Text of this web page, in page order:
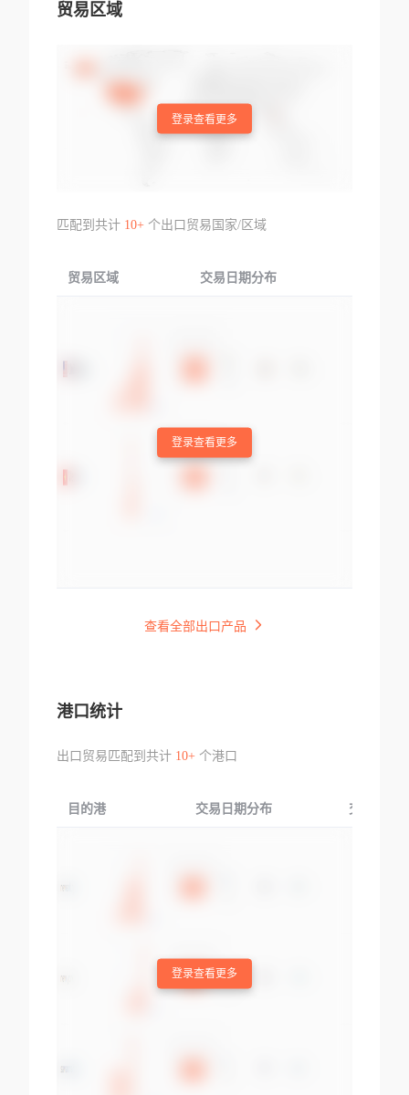
贸易区域
登录查看更多
匹配到共计 10+个出口贸易国家/区域
贸易区域 交易日期分布
登录查看更多
查看全部出口产品
港口统计
出口贸易匹配到共计 10+个港口
目的港 交易日期分布 交易产品
登录查看更多